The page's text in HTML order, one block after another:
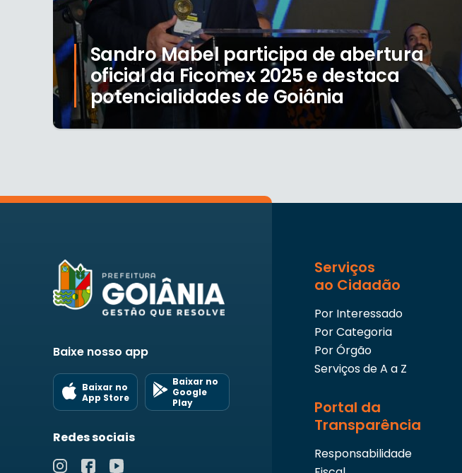
Sandro Mabel participa de abertura
oficial da Ficomex 2025 e destaca
potencialidades de Goiânia
Baixe nosso app
Baixar no
App Store
Baixar no
Google
Play
Redes sociais
Serviços
ao Cidadão
Por Interessado
Por Categoria
Por Órgão
Serviços de A a Z
Portal da
Transparência
Responsabilidade